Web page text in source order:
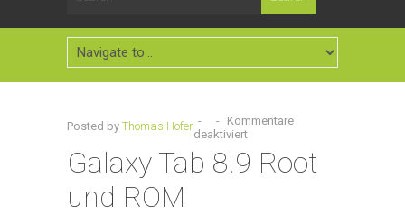
Posted by Thomas Hofer - - Kommentare
deaktiviert
Galaxy Tab 8.9 Root
und ROM